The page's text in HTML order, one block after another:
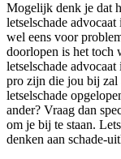
Mogelijk denk je dat
letselschade
wel eens voor
doorlopen is het toch
letselschade
pro zijn die jou bij zal
letselschade
ander? Vraag dan
om je bij te staan.
denken aan schade-